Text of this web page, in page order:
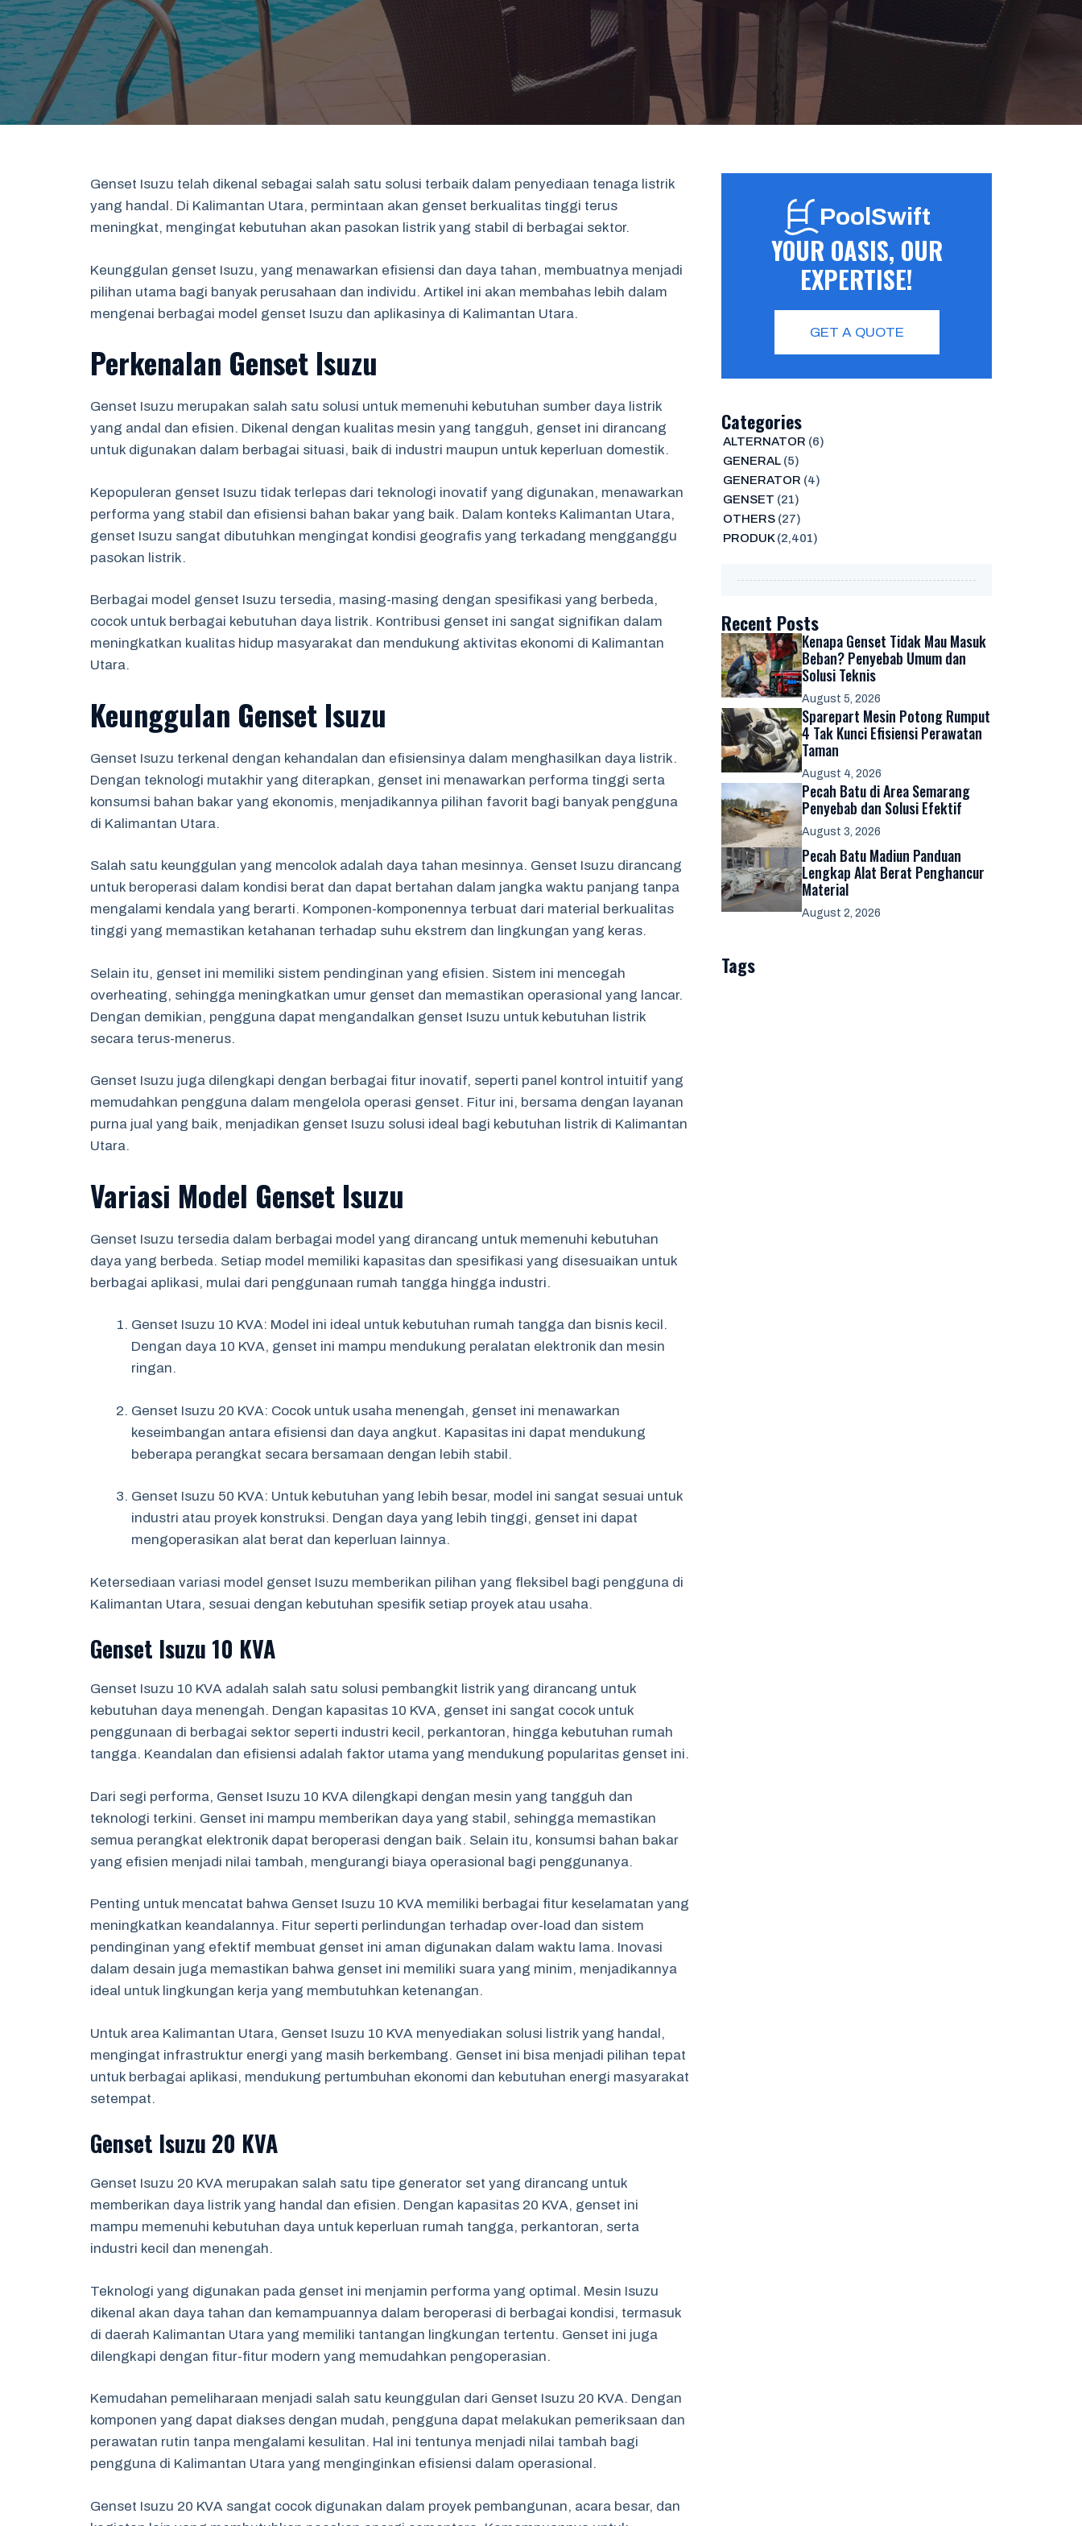
Genset Isuzu telah dikenal sebagai salah satu solusi terbaik dalam penyediaan tenaga listrik
yang handal. Di Kalimantan Utara, permintaan akan genset berkualitas tinggi terus
meningkat, mengingat kebutuhan akan pasokan listrik yang stabil di berbagai sektor.
Keunggulan genset Isuzu, yang menawarkan efisiensi dan daya tahan, membuatnya menjadi
pilihan utama bagi banyak perusahaan dan individu. Artikel ini akan membahas lebih dalam
mengenai berbagai model genset Isuzu dan aplikasinya di Kalimantan Utara.
Perkenalan Genset Isuzu
Genset Isuzu merupakan salah satu solusi untuk memenuhi kebutuhan sumber daya listrik
yang andal dan efisien. Dikenal dengan kualitas mesin yang tangguh, genset ini dirancang
untuk digunakan dalam berbagai situasi, baik di industri maupun untuk keperluan domestik.
Kepopuleran genset Isuzu tidak terlepas dari teknologi inovatif yang digunakan, menawarkan
performa yang stabil dan efisiensi bahan bakar yang baik. Dalam konteks Kalimantan Utara,
genset Isuzu sangat dibutuhkan mengingat kondisi geografis yang terkadang mengganggu
pasokan listrik.
Berbagai model genset Isuzu tersedia, masing-masing dengan spesifikasi yang berbeda,
cocok untuk berbagai kebutuhan daya listrik. Kontribusi genset ini sangat signifikan dalam
meningkatkan kualitas hidup masyarakat dan mendukung aktivitas ekonomi di Kalimantan
Utara.
Keunggulan Genset Isuzu
Genset Isuzu terkenal dengan kehandalan dan efisiensinya dalam menghasilkan daya listrik.
Dengan teknologi mutakhir yang diterapkan, genset ini menawarkan performa tinggi serta
konsumsi bahan bakar yang ekonomis, menjadikannya pilihan favorit bagi banyak pengguna
di Kalimantan Utara.
Salah satu keunggulan yang mencolok adalah daya tahan mesinnya. Genset Isuzu dirancang
untuk beroperasi dalam kondisi berat dan dapat bertahan dalam jangka waktu panjang tanpa
mengalami kendala yang berarti. Komponen-komponennya terbuat dari material berkualitas
tinggi yang memastikan ketahanan terhadap suhu ekstrem dan lingkungan yang keras.
Selain itu, genset ini memiliki sistem pendinginan yang efisien. Sistem ini mencegah
overheating, sehingga meningkatkan umur genset dan memastikan operasional yang lancar.
Dengan demikian, pengguna dapat mengandalkan genset Isuzu untuk kebutuhan listrik
secara terus-menerus.
Genset Isuzu juga dilengkapi dengan berbagai fitur inovatif, seperti panel kontrol intuitif yang
memudahkan pengguna dalam mengelola operasi genset. Fitur ini, bersama dengan layanan
purna jual yang baik, menjadikan genset Isuzu solusi ideal bagi kebutuhan listrik di Kalimantan
Utara.
Variasi Model Genset Isuzu
Genset Isuzu tersedia dalam berbagai model yang dirancang untuk memenuhi kebutuhan
daya yang berbeda. Setiap model memiliki kapasitas dan spesifikasi yang disesuaikan untuk
berbagai aplikasi, mulai dari penggunaan rumah tangga hingga industri.
Genset Isuzu 10 KVA: Model ini ideal untuk kebutuhan rumah tangga dan bisnis kecil.
Dengan daya 10 KVA, genset ini mampu mendukung peralatan elektronik dan mesin
ringan.
Genset Isuzu 20 KVA: Cocok untuk usaha menengah, genset ini menawarkan
keseimbangan antara efisiensi dan daya angkut. Kapasitas ini dapat mendukung
beberapa perangkat secara bersamaan dengan lebih stabil.
Genset Isuzu 50 KVA: Untuk kebutuhan yang lebih besar, model ini sangat sesuai untuk
industri atau proyek konstruksi. Dengan daya yang lebih tinggi, genset ini dapat
mengoperasikan alat berat dan keperluan lainnya.
Ketersediaan variasi model genset Isuzu memberikan pilihan yang fleksibel bagi pengguna di
Kalimantan Utara, sesuai dengan kebutuhan spesifik setiap proyek atau usaha.
Genset Isuzu 10 KVA
Genset Isuzu 10 KVA adalah salah satu solusi pembangkit listrik yang dirancang untuk
kebutuhan daya menengah. Dengan kapasitas 10 KVA, genset ini sangat cocok untuk
penggunaan di berbagai sektor seperti industri kecil, perkantoran, hingga kebutuhan rumah
tangga. Keandalan dan efisiensi adalah faktor utama yang mendukung popularitas genset ini.
Dari segi performa, Genset Isuzu 10 KVA dilengkapi dengan mesin yang tangguh dan
teknologi terkini. Genset ini mampu memberikan daya yang stabil, sehingga memastikan
semua perangkat elektronik dapat beroperasi dengan baik. Selain itu, konsumsi bahan bakar
yang efisien menjadi nilai tambah, mengurangi biaya operasional bagi penggunanya.
Penting untuk mencatat bahwa Genset Isuzu 10 KVA memiliki berbagai fitur keselamatan yang
meningkatkan keandalannya. Fitur seperti perlindungan terhadap over-load dan sistem
pendinginan yang efektif membuat genset ini aman digunakan dalam waktu lama. Inovasi
dalam desain juga memastikan bahwa genset ini memiliki suara yang minim, menjadikannya
ideal untuk lingkungan kerja yang membutuhkan ketenangan.
Untuk area Kalimantan Utara, Genset Isuzu 10 KVA menyediakan solusi listrik yang handal,
mengingat infrastruktur energi yang masih berkembang. Genset ini bisa menjadi pilihan tepat
untuk berbagai aplikasi, mendukung pertumbuhan ekonomi dan kebutuhan energi masyarakat
setempat.
Genset Isuzu 20 KVA
Genset Isuzu 20 KVA merupakan salah satu tipe generator set yang dirancang untuk
memberikan daya listrik yang handal dan efisien. Dengan kapasitas 20 KVA, genset ini
mampu memenuhi kebutuhan daya untuk keperluan rumah tangga, perkantoran, serta
industri kecil dan menengah.
Teknologi yang digunakan pada genset ini menjamin performa yang optimal. Mesin Isuzu
dikenal akan daya tahan dan kemampuannya dalam beroperasi di berbagai kondisi, termasuk
di daerah Kalimantan Utara yang memiliki tantangan lingkungan tertentu. Genset ini juga
dilengkapi dengan fitur-fitur modern yang memudahkan pengoperasian.
Kemudahan pemeliharaan menjadi salah satu keunggulan dari Genset Isuzu 20 KVA. Dengan
komponen yang dapat diakses dengan mudah, pengguna dapat melakukan pemeriksaan dan
perawatan rutin tanpa mengalami kesulitan. Hal ini tentunya menjadi nilai tambah bagi
pengguna di Kalimantan Utara yang menginginkan efisiensi dalam operasional.
Genset Isuzu 20 KVA sangat cocok digunakan dalam proyek pembangunan, acara besar, dan
PoolSwift
YOUR OASIS, OUR
EXPERTISE!
GET A QUOTE
Categories
ALTERNATOR (6)
GENERAL(5)
GENERATOR (4)
GENSET (21)
OTHERS(27)
PRODUK(2,401)
Recent Posts
Kenapa Genset Tidak Mau Masuk
Beban? Penyebab Umum dan
Solusi Teknis
August 5, 2026
Sparepart Mesin Potong Rumput
4 Tak Kunci Efisiensi Perawatan
Taman
August 4, 2026
Pecah Batu di Area Semarang
Penyebab dan Solusi Efektif
August 3, 2026
Pecah Batu Madiun Panduan
Lengkap Alat Berat Penghancur
Material
August 2, 2026
Tags